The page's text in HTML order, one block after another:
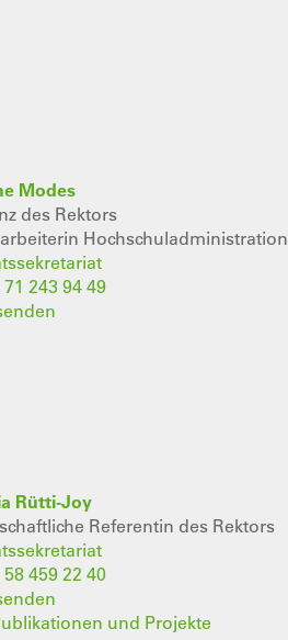
Modes
des Rektors
Hochschuladministration
71 243 94 49
Rütti-Joy
Referentin des Rektors
58 459 22 40
und Projekte